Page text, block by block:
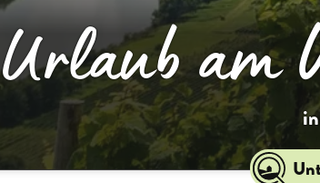
Urlaub am